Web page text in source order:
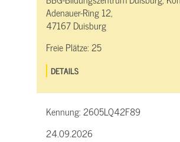
Adenauer-Ring 12,
47167 Duisburg
Freie Plätze:25
DETAILS
Kennung:2605LQ42F89
24.09.2026